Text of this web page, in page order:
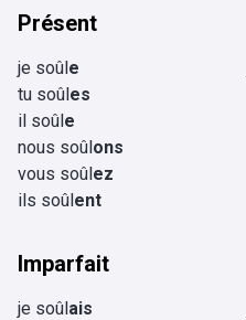
Présent
je soûle
tu soûles
il soûle
nous soûlons
vous soûlez
ils soûlent
Imparfait
je soûlais